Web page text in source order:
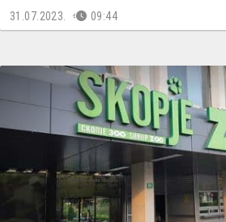
31.07.2023. 09:44